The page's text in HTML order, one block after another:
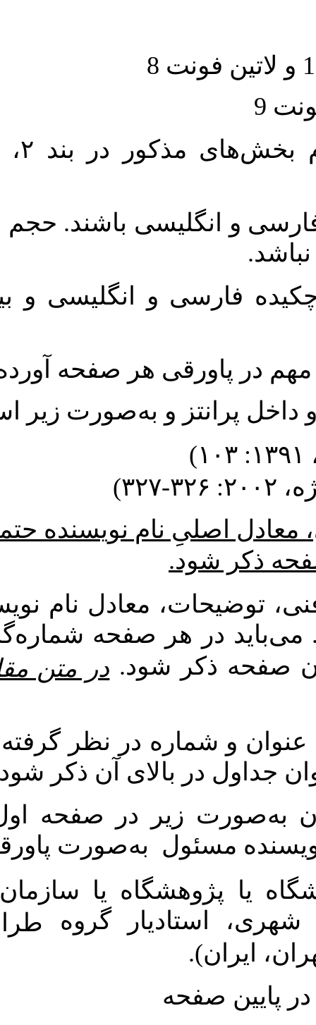
حجم کل مقاله با احتساب تمام بخش‌های مذکور در بند ۲، بین ۶۰۰۰ تا
باشند. حجم هر دو چکیده
واژگان کلیدی بلافاصله پس از چکیده فارسی و انگلیسی و بین ۴-۶ کلمه
هر صفحه آورده شود.
و به‌صورت زیر است:
نویسنده حتما در پاورقیِ
معادل نام نویسندگان منابع
هر صفحه شماره‌گذاری شده و
شود. در متن مقاله هیچ واژه
در نظر گرفته شود. عنوان
آن ذکر شود.
در صفحه اول مقاله درج
به‌صورت پاورقی ذکر گردد:
یا سازمان. (نام و نام
گروه طراحی شهری،